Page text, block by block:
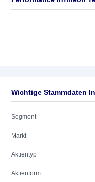
Wichtige Stammdaten
Segment
Markt
Aktientyp
Aktienform